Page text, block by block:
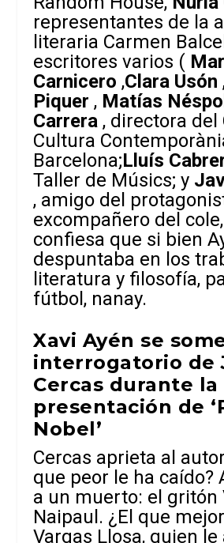
representantes de la
literaria Carmen
escritores varios (
Carnicero ,Clara Usón
Piquer , Matías
Carrera , directora del
Cultura
Barcelona;Lluís
Taller de Músics; y
, amigo del
excompañero del
confiesa que si bien
despuntaba en los
literatura y filosofía,
fútbol, nanay.
Xavi Ayén se
interrogatorio de
Cercas durante la
presentación de
Nobel’
Cercas aprieta al
que peor le ha caído?
a un muerto: el gritón
Naipaul. ¿El que
Vargas Llosa, quien le